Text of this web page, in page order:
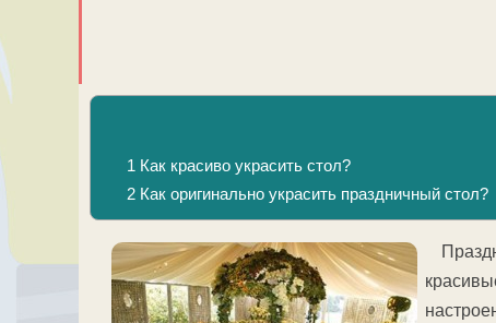
1 Как красиво украсить стол?
2Как оригинально украсить праздничный стол?